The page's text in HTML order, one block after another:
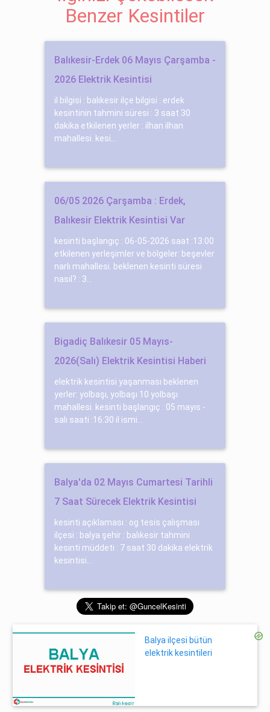
Benzer Kesintiler
Balıkesir-Erdek 06 Mayıs Çarşamba -
2026 Elektrik Kesintisi
il bilgisi : balıkesir ilçe bilgisi : erdek
kesintinin tahmini süresi : 3 saat 30
dakika etkilenen yerler : ilhan ilhan
mahallesi. kesi...
06/05 2026 Çarşamba : Erdek,
Balıkesir Elektrik Kesintisi Var
kesinti başlangıç : 06-05-2026 saat :13:00
etkilenen yerleşimler ve bölgeler: beşevler
narlı mahallesi. beklenen kesinti süresi
nasıl? : 3...
Bigadiç Balıkesir 05 Mayıs-
2026(Salı) Elektrik Kesintisi Haberi
elektrik kesintisi yaşanması beklenen
yerler: yolbaşı, yolbaşı 10 yolbaşı
mahallesi. kesinti başlangıç : 05 mayıs -
salı saati :16:30 il ismi...
Balya'da 02 Mayıs Cumartesi Tarihli
7 Saat Sürecek Elektrik Kesintisi
kesinti açıklaması : og tesi̇s çalışması
ilçesi : balya şehir : balıkesir tahmini
kesinti müddeti : 7 saat 30 dakika elektrik
kesintisi...
Balya ilçesi bütün
elektrik kesintileri